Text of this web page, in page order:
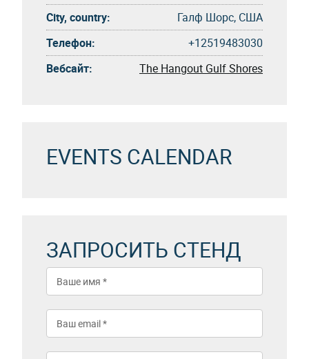
City, country:
Галф Шорс, США
Телефон:
+12519483030
Вебсайт:
The Hangout Gulf Shores
EVENTS CALENDAR
ЗАПРОСИТЬ СТЕНД